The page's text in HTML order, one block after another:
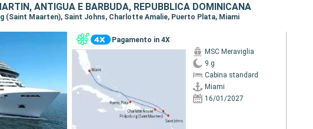
ANTIGUA E BARBUDA, REPUBBLICA DOMINICANA
(Saint Maarten), Saint Johns, Charlotte Amalie, Puerto Plata, Miami
Pagamento in 4X
MSC Meraviglia
9 g
Cabina standard
Miami
16/01/2027